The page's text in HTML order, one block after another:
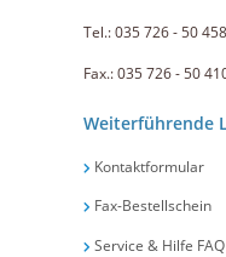
Tel.: 035 726 - 50 458
Fax.: 035 726 - 50
Weiterführende
Kontaktformular
Fax-Bestellschein
Service & Hilfe FAQ